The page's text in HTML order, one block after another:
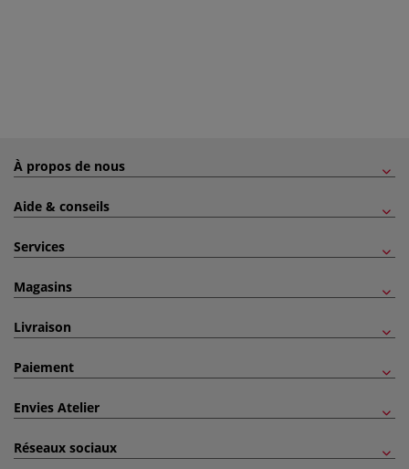
À propos de nous
Aide & conseils
Services
Magasins
Livraison
Paiement
Envies Atelier
Réseaux sociaux